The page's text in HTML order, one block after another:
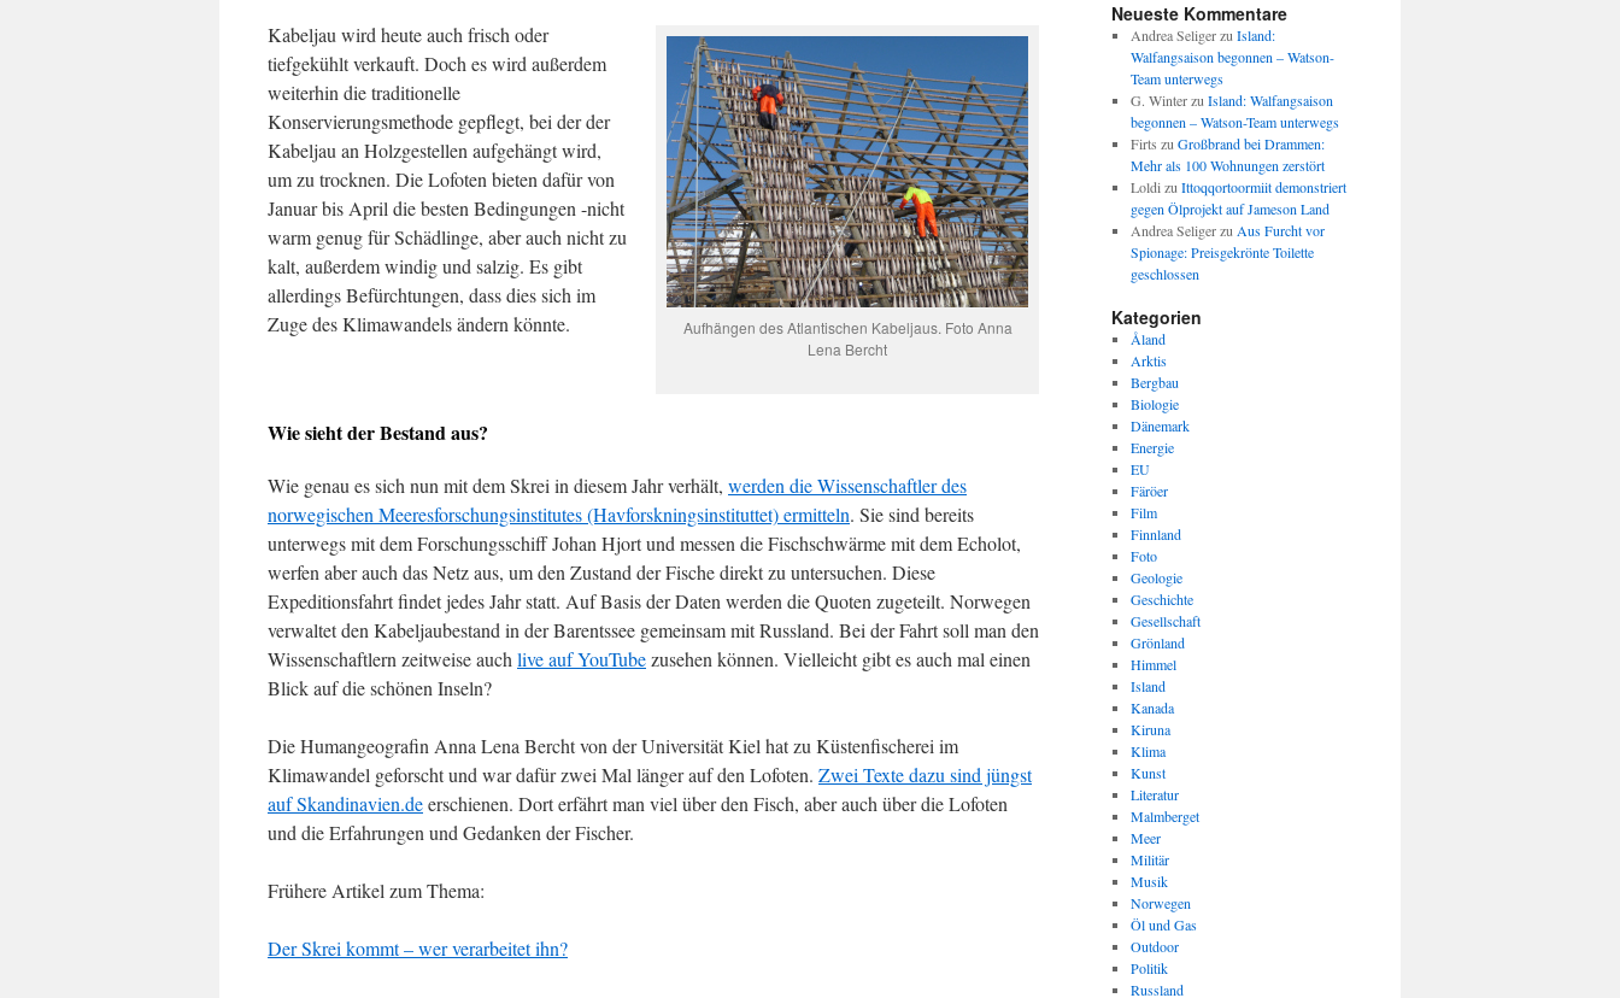
Aufhängen des Atlantischen Kabeljaus. Foto Anna
Lena Bercht
Kabeljau wird heute auch frisch oder
tiefgekühlt verkauft. Doch es wird außerdem
weiterhin die traditionelle
Konservierungsmethode gepflegt, bei der der
Kabeljau an Holzgestellen aufgehängt wird,
um zu trocknen. Die Lofoten bieten dafür von
Januar bis April die besten Bedingungen -nicht
warm genug für Schädlinge, aber auch nicht zu
kalt, außerdem windig und salzig. Es gibt
allerdings Befürchtungen, dass dies sich im
Zuge des Klimawandels ändern könnte.
Wie sieht der Bestand aus?
Wie genau es sich nun mit dem Skrei in diesem Jahr verhält, werden die Wissenschaftler des
norwegischen Meeresforschungsinstitutes (Havforskningsinstituttet) ermitteln. Sie sind bereits
unterwegs mit dem Forschungsschiff Johan Hjort und messen die Fischschwärme mit dem Echolot,
werfen aber auch das Netz aus, um den Zustand der Fische direkt zu untersuchen. Diese
Expeditionsfahrt findet jedes Jahr statt. Auf Basis der Daten werden die Quoten zugeteilt. Norwegen
verwaltet den Kabeljaubestand in der Barentssee gemeinsam mit Russland. Bei der Fahrt soll man den
Wissenschaftlern zeitweise auch live auf YouTubezusehen können. Vielleicht gibt es auch mal einen
Blick auf die schönen Inseln?
Die Humangeografin Anna Lena Bercht von der Universität Kiel hat zu Küstenfischerei im
Klimawandel geforscht und war dafür zwei Mal länger auf den Lofoten. Zwei Texte dazu sind jüngst
auf Skandinavien.deerschienen. Dort erfährt man viel über den Fisch, aber auch über die Lofoten
und die Erfahrungen und Gedanken der Fischer.
Frühere Artikel zum Thema:
Der Skrei kommt – wer verarbeitet ihn?
Neueste Kommentare
Andrea Seligerzu Island:
Walfangsaison begonnen – Watson-
Team unterwegs
G. Winterzu Island: Walfangsaison
begonnen – Watson-Team unterwegs
Firts zu Großbrand bei Drammen:
Mehr als 100 Wohnungen zerstört
Loldi zu Ittoqqortoormiit demonstriert
gegen Ölprojekt auf Jameson Land
Andrea Seligerzu Aus Furcht vor
Spionage: Preisgekrönte Toilette
geschlossen
Kategorien
Åland
Arktis
Bergbau
Biologie
Dänemark
Energie
EU
Färöer
Film
Finnland
Foto
Geologie
Geschichte
Gesellschaft
Grönland
Himmel
Island
Kanada
Kiruna
Klima
Kunst
Literatur
Malmberget
Meer
Militär
Musik
Norwegen
Öl und Gas
Outdoor
Politik
Russland